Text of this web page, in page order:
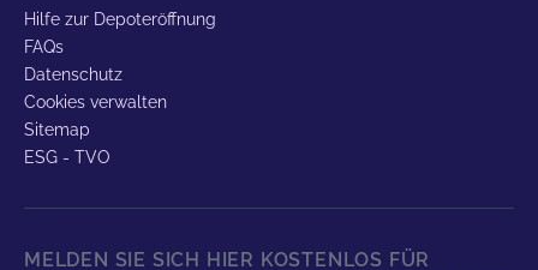
Hilfe zur Depoteröffnung
FAQs
Datenschutz
Cookies verwalten
Sitemap
ESG - TVO
MELDEN SIE SICH HIER KOSTENLOS FÜR